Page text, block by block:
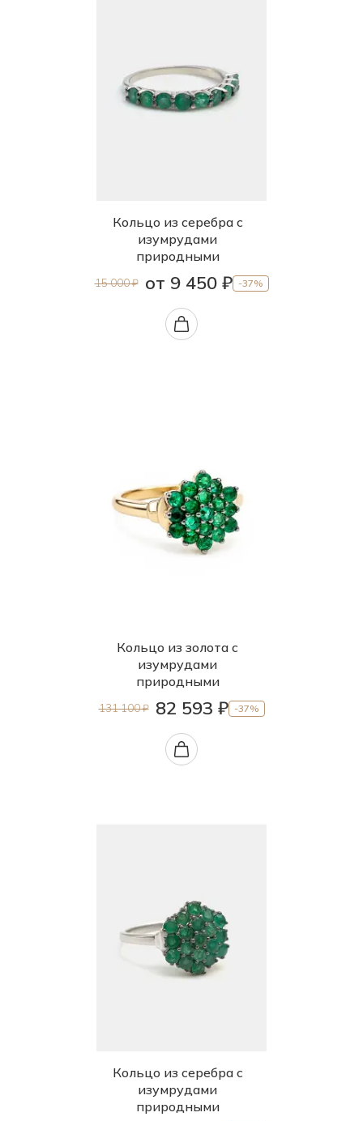
Кольцо из серебра с
изумрудами
природными
15 000 ₽ от 9 450 ₽ -37%
Кольцо из золота с
изумрудами
природными
131 100 ₽ 82 593 ₽ -37%
Кольцо из серебра с
изумрудами
природными